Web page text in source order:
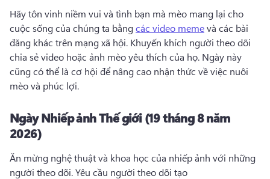
Hãy tôn vinh niềm vui và tình bạn mà mèo mang lại cho
cuộc sống của chúng ta bằng các video meme và các bài
đăng khác trên mạng xã hội. Khuyến khích người theo dõi
chia sẻ video hoặc ảnh mèo yêu thích của họ. Ngày này
cũng có thể là cơ hội để nâng cao nhận thức về việc nuôi
mèo và phúc lợi.
Ngày Nhiếp ảnh Thế giới (19 tháng 8 năm
2026)
Ăn mừng nghệ thuật và khoa học của nhiếp ảnh với những
người theo dõi. Yêu cầu người theo dõi tạo